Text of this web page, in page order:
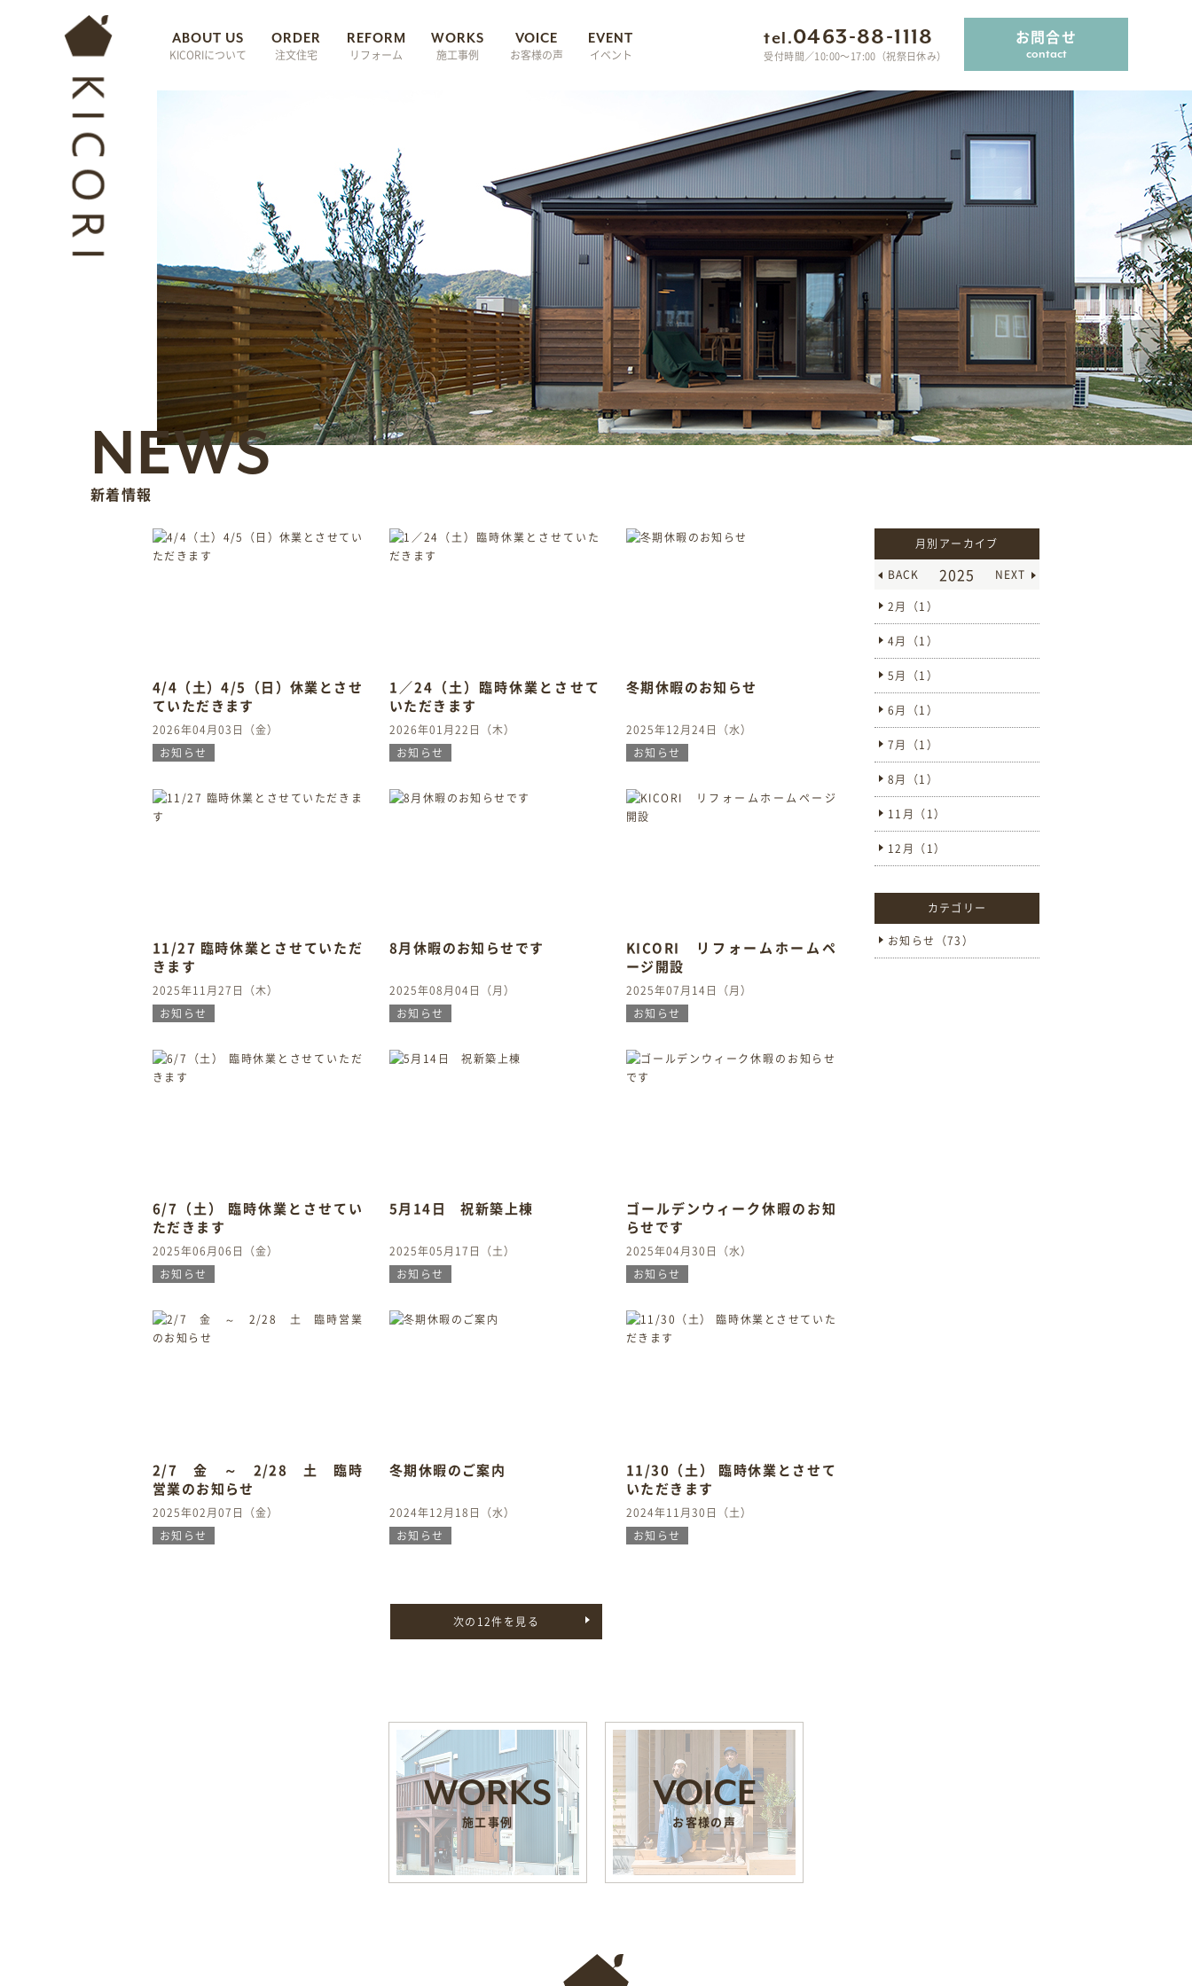
ABOUT US
KICORIについて
ORDER
注文住宅
REFORM
リフォーム
WORKS
施工事例
VOICE
お客様の声
EVENT
イベント
tel.0463-88-1118
受付時間／10:00〜17:00（祝祭日休み）
お問合せ
contact
NEWS
新着情報
4/4（土）4/5（日）休業とさせ
ていただきます
2026年04月03日（金）
お知らせ
1／24（土）臨時休業とさせて
いただきます
2026年01月22日（木）
お知らせ
冬期休暇のお知らせ
2025年12月24日（水）
お知らせ
11/27 臨時休業とさせていただ
きます
2025年11月27日（木）
お知らせ
8月休暇のお知らせです
2025年08月04日（月）
お知らせ
KICORI リフォームホームペ
ージ開設
2025年07月14日（月）
お知らせ
6/7（土） 臨時休業とさせてい
ただきます
2025年06月06日（金）
お知らせ
5月14日 祝新築上棟
2025年05月17日（土）
お知らせ
ゴールデンウィーク休暇のお知
らせです
2025年04月30日（水）
お知らせ
2/7 金 ～ 2/28 土 臨時
営業のお知らせ
2025年02月07日（金）
お知らせ
冬期休暇のご案内
2024年12月18日（水）
お知らせ
11/30（土） 臨時休業とさせて
いただきます
2024年11月30日（土）
お知らせ
次の12件を見る
月別アーカイブ
BACK 2025 NEXT
2月（1）
4月（1）
5月（1）
6月（1）
7月（1）
8月（1）
11月（1）
12月（1）
カテゴリー
お知らせ（73）
WORKS
施工事例
VOICE
お客様の声